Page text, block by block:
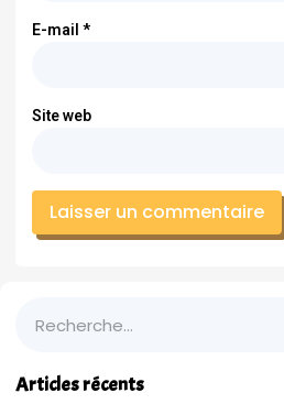
E-mail*
Site web
Articles récents